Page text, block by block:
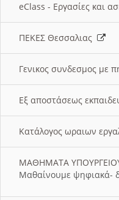
eClass - Εργασίες και
ΠΕΚΕΣ Θεσσαλιας
Γενικος συνδεσμος με
Εξ αποστάσεως
Κατάλογος ωραιων
ΜΑΘΗΜΑΤΑ
Μαθαίνουμε ψηφιακά-